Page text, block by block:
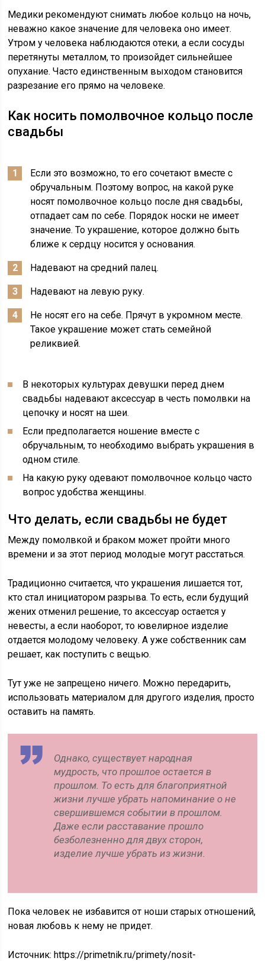
Медики рекомендуют снимать любое кольцо на ночь,
неважно какое значение для человека оно имеет.
Утром у человека наблюдаются отеки, а если сосуды
перетянуты металлом, то произойдет сильнейшее
опухание. Часто единственным выходом становится
разрезание его прямо на человеке.
Как носить помолвочное кольцо после
свадьбы
Если это возможно, то его сочетают вместе с
обручальным. Поэтому вопрос, на какой руке
носят помолвочное кольцо после дня свадьбы,
отпадает сам по себе. Порядок носки не имеет
значение. То украшение, которое должно быть
ближе к сердцу носится у основания.
Надевают на средний палец.
Надевают на левую руку.
Не носят его на себе. Прячут в укромном месте.
Такое украшение может стать семейной
реликвией.
В некоторых культурах девушки перед днем
свадьбы надевают аксессуар в честь помолвки на
цепочку и носят на шеи.
Если предполагается ношение вместе с
обручальным, то необходимо выбрать украшения в
одном стиле.
На какую руку одевают помолвочное кольцо часто
вопрос удобства женщины.
Что делать, если свадьбы не будет
Между помолвкой и браком может пройти много
времени и за этот период молодые могут расстаться.
Традиционно считается, что украшения лишается тот,
кто стал инициатором разрыва. То есть, если будущий
жених отменил решение, то аксессуар остается у
невесты, а если наоборот, то ювелирное изделие
отдается молодому человеку. А уже собственник сам
решает, как поступить с вещью.
Тут уже не запрещено ничего. Можно передарить,
использовать материалом для другого изделия, просто
оставить на память.
Однако, существует народная
мудрость, что прошлое остается в
прошлом. То есть для благоприятной
жизни лучше убрать напоминание о не
свершившемся событии в прошлом.
Даже если расставание прошло
безболезненно для двух сторон,
изделие лучше убрать из жизни.
Пока человек не избавится от ноши старых отношений,
новая любовь к нему не придет.
Источник:https://primetnik.ru/primety/nosit-